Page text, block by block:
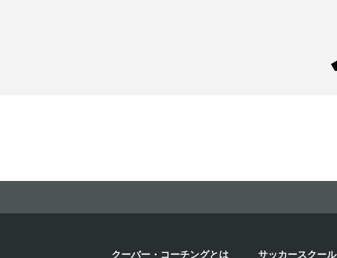
クーバー・コーチングとは サッカースクール